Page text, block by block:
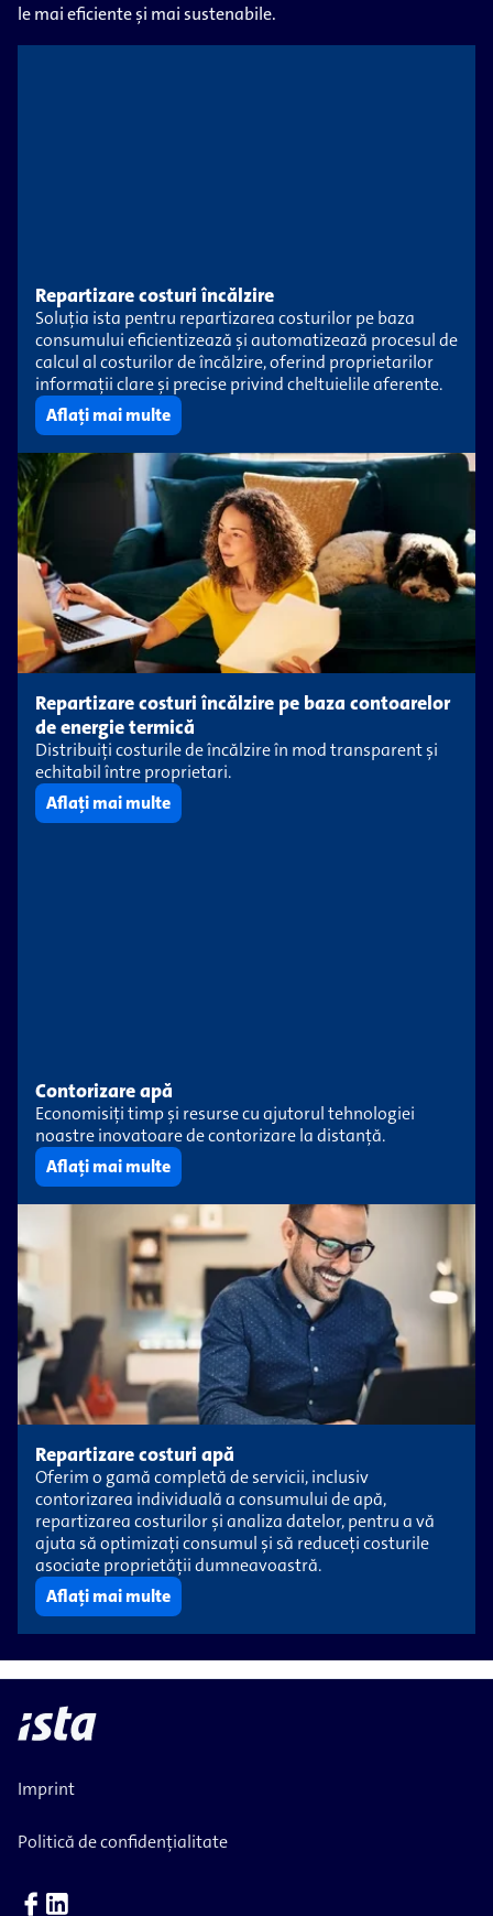
le mai eficiente și mai sustenabile.
Repartizare costuri încălzire
Soluția ista pentru repartizarea costurilor pe baza
consumului eficientizează și automatizează procesul de
calcul al costurilor de încălzire, oferind proprietarilor
informații clare și precise privind cheltuielile aferente.
Aflați mai multe
Repartizare costuri încălzire pe baza contoarelor
de energie termică
Distribuiți costurile de încălzire în mod transparent și
echitabil între proprietari.
Aflați mai multe
Contorizare apă
Economisiți timp și resurse cu ajutorul tehnologiei
noastre inovatoare de contorizare la distanță.
Aflați mai multe
Repartizare costuri apă
Oferim o gamă completă de servicii, inclusiv
contorizarea individuală a consumului de apă,
repartizarea costurilor și analiza datelor, pentru a vă
ajuta să optimizați consumul și să reduceți costurile
asociate proprietății dumneavoastră.
Aflați mai multe
Imprint
Politică de confidențialitate